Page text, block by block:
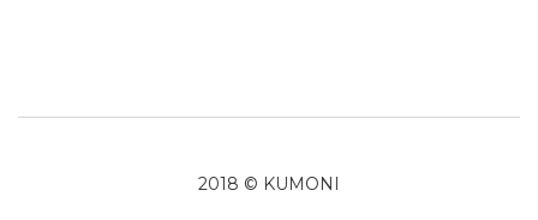
2018 © KUMONI